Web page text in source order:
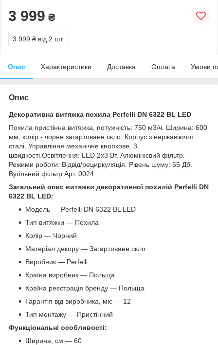
3 999 ₴
3 999 ₴ від 2 шт.
Опис Характеристики Доставка Оплата Умови
Опис
Декоративна витяжка похила Perfelli DN 6322 BL LED
Похила пристінна витяжка, потужність: 750 м3/ч. Ширина: 600
мм, колір - чорне загартоване скло. Корпус з нержавіючої
сталі. Управління механічне кнопкове. 3
швидкості.Освітлення: LED 2х3 Вт. Алюмінієвий фільтр.
Режими роботи: Відвід/рециркуляція. Рівень шуму: 55 Дб.
Вугільний фільтр Арт. 0024.
Загальний опис витяжки декоративної похилій Perfelli DN
6322 BL LED:
Модель — Perfelli DN 6322 BL LED
Тип витяжки — Похила
Колір — Чорний
Матеріал декору — Загартоване скло
Виробник — Perfelli
Країна виробник — Польща
Країна реєстрація бренду — Польща
Гарантія від виробника, міс — 12
Тип монтажу — Пристінний
Функціональні особливості:
Ширина, см — 60